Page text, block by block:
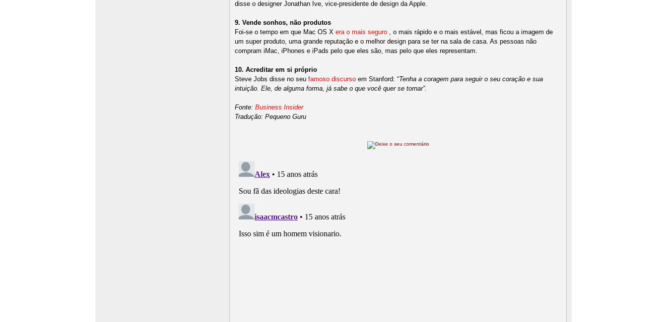
disse o designer Jonathan Ive, vice-presidente de design da Apple.
9. Vende sonhos, não produtos
Foi-se o tempo em que Mac OS X era o mais seguro , o mais rápido e o mais estável, mas ficou a imagem de
um super produto, uma grande reputação e o melhor design para se ter na sala de casa. As pessoas não
compram iMac, iPhones e iPads pelo que eles são, mas pelo que eles representam.
10. Acreditar em si próprio
Steve Jobs disse no seu famoso discurso em Stanford: “Tenha a coragem para seguir o seu coração e sua
intuição. Ele, de alguma forma, já sabe o que você quer se tornar”.
Fonte: Business Insider
Tradução: Pequeno Guru